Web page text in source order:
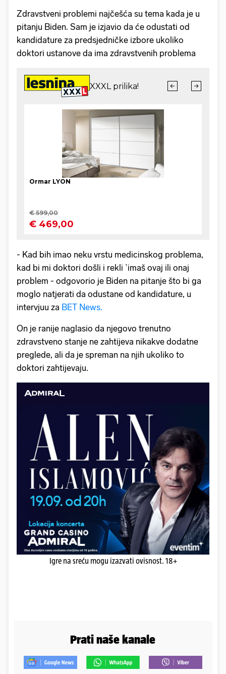
Zdravstveni problemi najčešća su tema kada je u
pitanju Biden. Sam je izjavio da će odustati od
kandidature za predsjedničke izbore ukoliko
doktori ustanove da ima zdravstvenih problema
- Kad bih imao neku vrstu medicinskog problema,
kad bi mi doktori došli i rekli `imaš ovaj ili onaj
problem - odgovorio je Biden na pitanje što bi ga
moglo natjerati da odustane od kandidature, u
intervjuu za BET News.
On je ranije naglasio da njegovo trenutno
zdravstveno stanje ne zahtijeva nikakve dodatne
preglede, ali da je spreman na njih ukoliko to
doktori zahtijevaju.
Igre na sreću mogu izazvati ovisnost. 18+
Prati naše kanale